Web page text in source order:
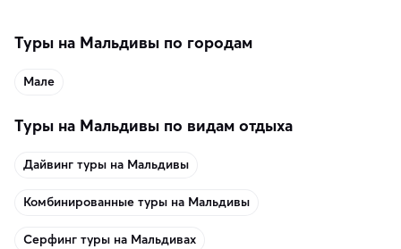
Туры на Мальдивы по городам
Мале
Туры на Мальдивы по видам отдыха
Дайвинг туры на Мальдивы
Комбинированные туры на Мальдивы
Серфинг туры на Мальдивах